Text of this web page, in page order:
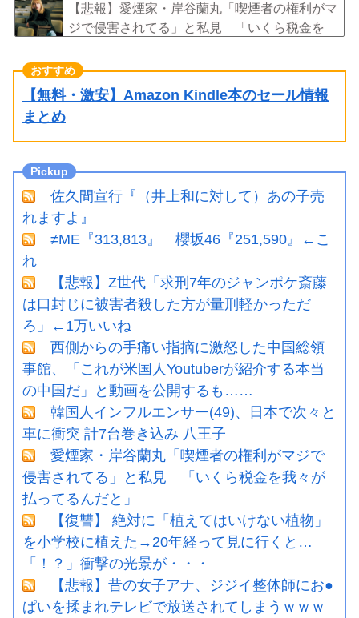
【悲報】愛煙家・岸谷蘭丸「喫煙者の権利がマ
ジで侵害されてる」と私見 「いくら税金を
【無料・激安】Amazon Kindle本のセール情報
まとめ
佐久間宣行『（井上和に対して）あの子売
れますよ』
≠ME『313,813』 櫻坂46『251,590』←こ
れ
【悲報】Z世代「求刑7年のジャンポケ斎藤
は口封じに被害者殺した方が量刑軽かっただ
ろ」←1万いいね
西側からの手痛い指摘に激怒した中国総領
事館、「これが米国人Youtuberが紹介する本当
の中国だ」と動画を公開するも……
韓国人インフルエンサー(49)、日本で次々と
車に衝突 計7台巻き込み 八王子
愛煙家・岸谷蘭丸「喫煙者の権利がマジで
侵害されてる」と私見 「いくら税金を我々が
払ってるんだと」
【復讐】 絶対に「植えてはいけない植物」
を小学校に植えた→20年経って見に行くと…
「！？」衝撃の光景が・・・
【悲報】昔の女子アナ、ジジイ整体師にお●
ぱいを揉まれテレビで放送されてしまうｗｗｗ